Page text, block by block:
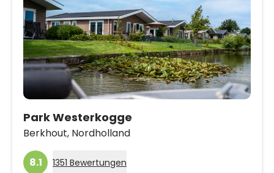
Park Westerkogge
Berkhout, Nordholland
8.1 1351 Bewertungen